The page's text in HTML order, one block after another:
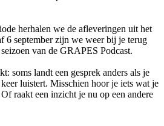
herhalen we de afleveringen uit het
6 september zijn we weer bij je terug
van de GRAPES Podcast.
soms landt een gesprek anders als je
luistert. Misschien hoor je iets wat je
raakt een inzicht je nu op een andere